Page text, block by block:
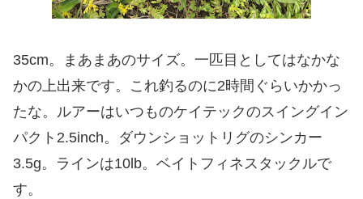
35cm。まあまあのサイズ。一匹目としてはなかな
かの上出来です。これ釣るのに2時間ぐらいかかっ
たな。ルアーはいつものケイテックのスイングイン
パクト2.5inch。ダウンショットリグのシンカー
3.5g。ラインは10lb。ベイトフィネスタックルで
す。